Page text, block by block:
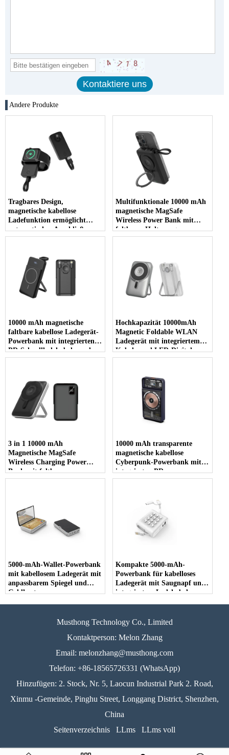
Andere Produkte
Tragbares Design,
magnetische kabellose
Ladefunktion ermöglicht
automatisches Anschließen an
die Apple Watch mit
Ladekabel für alle Apple
Watch-Serien (MH-P10).
Multifunktionale 10000 mAh
magnetische MagSafe
Wireless Power Bank mit
faltbarer Halterung,
Telefonhalter und integrierten
10000 mAh magnetische
faltbare kabellose Ladegerät-
Powerbank mit integrierten
PD-Schnellladekabeln und
digitaler LED-
Hochkapazität 10000mAh
Magnetic Foldable WLAN
Ladegerät mit integriertem
Kabeln und LED-Digital-
Leistungsanzeige (MH-P72)
3 in 1 10000 mAh
Magnetische MagSafe
Wireless Charging Power
Bank mit faltbarer
Metallhalterung Telefonhalter
10000 mAh transparente
magnetische kabellose
Cyberpunk-Powerbank mit
integrierten PD-
Schnellladekabeln und
Leistungsanzeige (MH-P65)
5000-mAh-Wallet-Powerbank
mit kabellosem Ladegerät mit
anpassbarem Spiegel und
Geldkarten-
Reisen (MH-P48)
Kompakte 5000-mAh-
Powerbank für kabelloses
Ladegerät mit Saugnapf und
integriertem Ladekabel,
Musthong Technology Co., Limited
Kontaktperson: Melon Zhang
Email: melonzhang@musthong.com
Telefon: +86-18565726331 (WhatsApp)
Hinzufügen: 2. Stock, Nr. 5, Laocun Industrial Park 2. Road,
Xinmu -Gemeinde, Pinghu Street, Longgang District, Shenzhen,
China
Seitenverzeichnis
LLms LLms voll